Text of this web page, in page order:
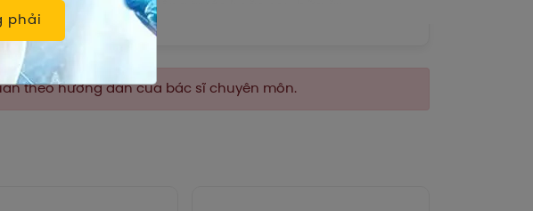
nước trước khi uống. Uống trước hoặc sau bữa ăn.
mỗi ngày.
Xem thêm
theo hướng dẫn của bác sĩ chuyên môn.
phải